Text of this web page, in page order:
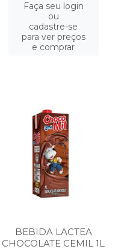
Faça seu login
ou
cadastre-se
para ver preços
e comprar
BEBIDA LACTEA
CHOCOLATE CEMIL 1L